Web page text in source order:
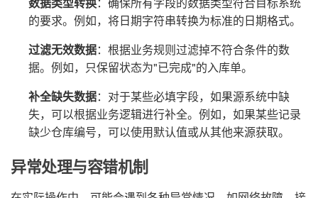
的要求。例如，将日期字符串转换为标准的日期格式。
过滤无效数据：根据业务规则过滤掉不符合条件的数
据。例如，只保留状态为"已完成"的入库单。
补全缺失数据：对于某些必填字段，如果源系统中缺
失，可以根据业务逻辑进行补全。例如，如果某些记录
缺少仓库编号，可以使用默认值或从其他来源获取。
异常处理与容错机制